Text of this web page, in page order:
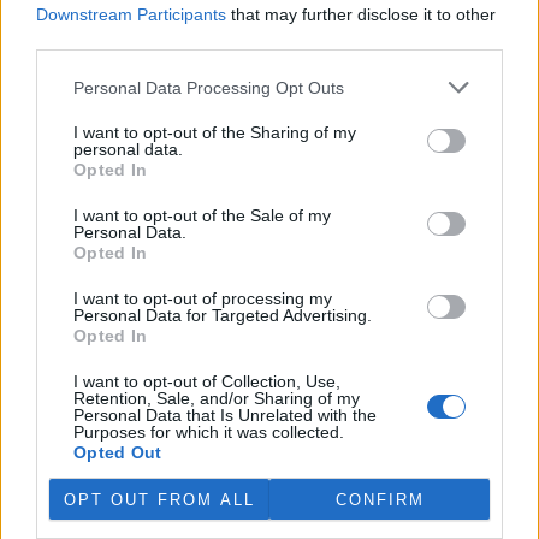
Downstream Participants that may further disclose it to other
Personal Data Processing Opt Outs
I want to opt-out of the Sharing of my
personal data.
Opted In
I want to opt-out of the Sale of my
Personal Data.
Opted In
I want to opt-out of processing my
Personal Data for Targeted Advertising.
Opted In
I want to opt-out of Collection, Use,
Retention, Sale, and/or Sharing of my
Personal Data that Is Unrelated with the
Purposes for which it was collected.
Opted Out
OPT OUT FROM ALL CONFIRM
https://doi.org/10.59269/ZLV/2026/2/788
Autoři článku: Pavel Bednář, Výzkumný ústav lesního
hospodářství a myslivosti, v. v. i., Výzkumná stanice
dřevařská fakulta, Ústav ekologie lesa; Štěpánka
Řehořková, Ústav výzkumu globální změny Akademie věd
ČR, v. v. i., Brno, kontakt: e-mail:
pavelbednar13@seznam.cz
rezac@vulhm.cz
Jan Řezáč, tel: 724 576 008
tisknout poslat
Tento článek patří do kategorie |
Česká republika